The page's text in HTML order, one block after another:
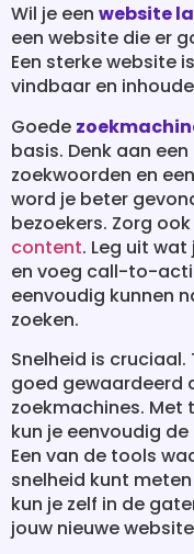
Wil je een website
een website die er
Een sterke website
vindbaar en
Goede
basis. Denk aan
zoekwoorden en
word je beter
bezoekers. Zorg
content. Leg uit
en voeg call-to-
eenvoudig kunnen
zoeken.
Snelheid is
goed gewaardeerd
zoekmachines. Met
kun je eenvoudig
Een van de tools
snelheid kunt meten
kun je zelf in de
jouw nieuwe